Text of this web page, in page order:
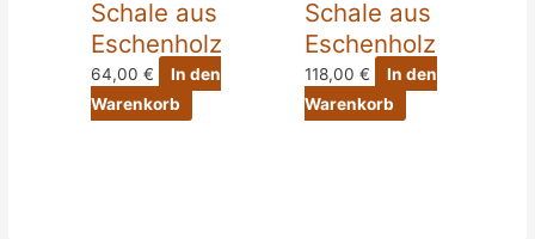
Schale aus
Eschenholz
64,00 €
In den
Warenkorb
Schale aus
Eschenholz
118,00 €
In den
Warenkorb